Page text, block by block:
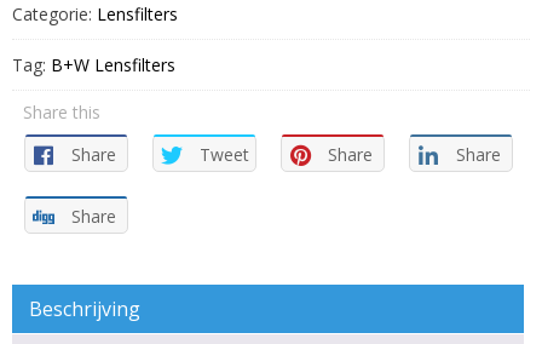
Categorie: Lensfilters
Tag: B+W Lensfilters
Share this
Share
Tweet Share Share
Share
Beschrijving